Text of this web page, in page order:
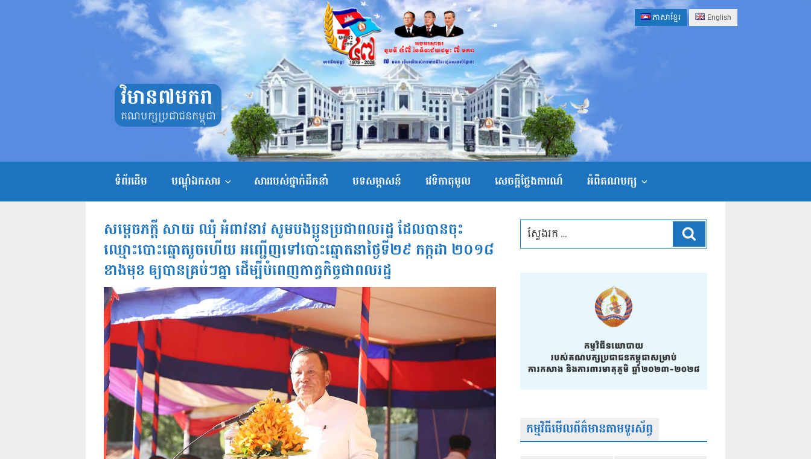
ភាសាខ្មែរ English
វិមាន៧មករា
គណបក្សប្រជាជនកម្ពុជា
ទំព័រដើម បណ្តុំឯកសារ សាររបស់ថ្នាក់ដឹកនាំ បទសម្ភាសន៍ វេទិកាតុមូល សេចក្ដីថ្លែងការណ៍ អំពីគណបក្ស
សម្តេចភក្តី សាយ ឈុំ អំពាវនាវ សូមបងប្អូនប្រជាពលរដ្ឋ ដែលបានចុះ
ឈ្មោះបោះឆ្នោតរួចហើយ អញ្ជើញទៅបោះឆ្នោតនាថ្ងៃទី២៩ កក្កដា ២០១៨
ខាងមុខ ឲ្យបានគ្រប់ៗគ្នា ដើម្បីបំពេញកាត្វកិច្ចជាពលរដ្ឋ
កម្មវិធីមើលព័ត៌មានតាមទូរស័ព្វ